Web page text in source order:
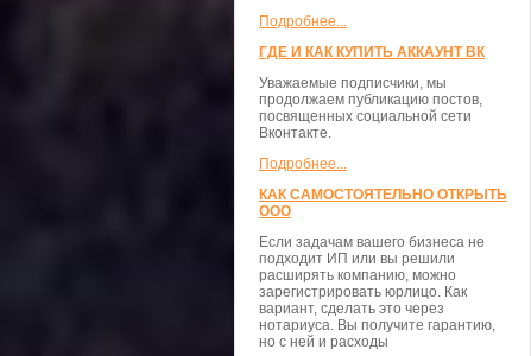
Подробнее...
ГДЕ И КАК КУПИТЬ АККАУНТ ВК
Уважаемые подписчики, мы
продолжаем публикацию постов,
посвященных социальной сети
Вконтакте.
Подробнее...
КАК САМОСТОЯТЕЛЬНО ОТКРЫТЬ
ООО
Если задачам вашего бизнеса не
подходит ИП или вы решили
расширять компанию, можно
зарегистрировать юрлицо. Как
вариант, сделать это через
нотариуса. Вы получите гарантию,
но с ней и расходы